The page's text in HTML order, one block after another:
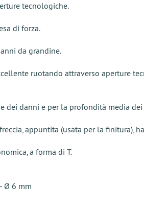
tecnologiche.
di forza.
da grandine.
ruotando attraverso aperture
dei danni e per la profondità media
appuntita (usata per la finitura),
a forma di T.
Ø 6 mm